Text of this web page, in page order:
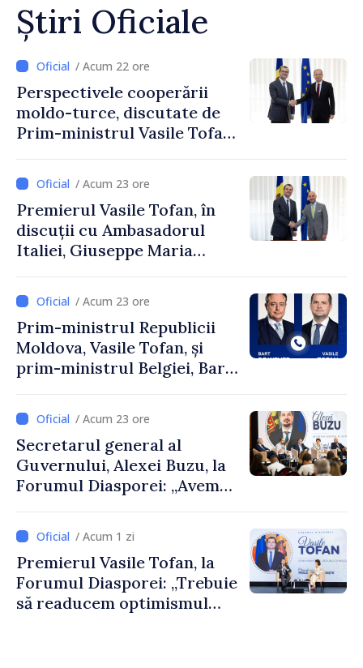
Știri Oficiale
/ Acum 22 ore
Perspectivele cooperării
moldo-turce, discutate de
Prim-ministrul Vasile Tofan
Uygar Mustafa Sertel
/ Acum 23 ore
Premierul Vasile Tofan, în
discuții cu Ambasadorul
Italiei, Giuseppe Maria
/ Acum 23 ore
Prim-ministrul Republicii
Moldova, Vasile Tofan, și
prim-ministrul Belgiei, Bart
despre parcursul european
al Republicii Moldova.
/ Acum 23 ore
Secretarul general al
Guvernului, Alexei Buzu, la
Forumul Diasporei: „Avem
dumneavoastră pentru a
construi comunități mai
puternice”
/ Acum 1 zi
Premierul Vasile Tofan, la
Forumul Diasporei: „Trebuie
să readucem optimismul